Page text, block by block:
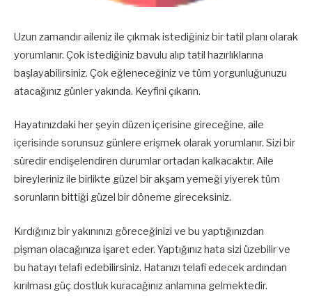
Uzun zamandır aileniz ile çıkmak istediğiniz bir tatil planı olarak
yorumlanır. Çok istediğiniz bavulu alıp tatil hazırlıklarına
başlayabilirsiniz. Çok eğleneceğiniz ve tüm yorgunluğunuzu
atacağınız günler yakında. Keyfini çıkarın.
Hayatınızdaki her şeyin düzen içerisine gireceğine, aile
içerisinde sorunsuz günlere erişmek olarak yorumlanır. Sizi bir
süredir endişelendiren durumlar ortadan kalkacaktır. Aile
bireyleriniz ile birlikte güzel bir akşam yemeği yiyerek tüm
sorunların bittiği güzel bir döneme gireceksiniz.
Kırdığınız bir yakınınızı göreceğinizi ve bu yaptığınızdan
pişman olacağınıza işaret eder. Yaptığınız hata sizi üzebilir ve
bu hatayı telafi edebilirsiniz. Hatanızı telafi edecek ardından
kırılması güç dostluk kuracağınız anlamına gelmektedir.